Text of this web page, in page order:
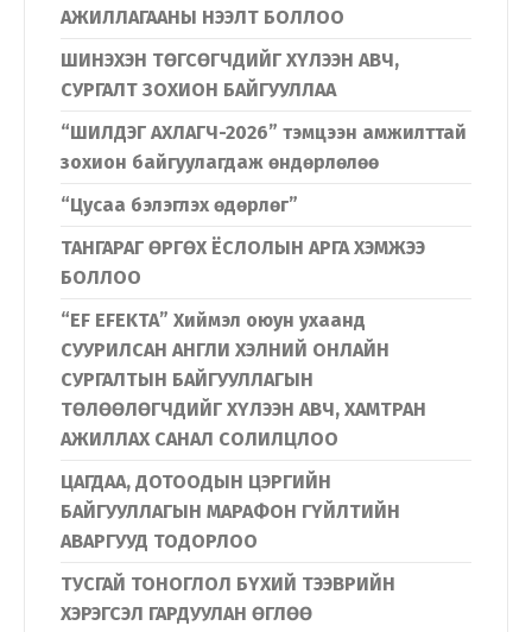
АЖИЛЛАГААНЫ НЭЭЛТ БОЛЛОО
ШИНЭХЭН ТӨГСӨГЧДИЙГ ХҮЛЭЭН АВЧ,
СУРГАЛТ ЗОХИОН БАЙГУУЛЛАА
“ШИЛДЭГ АХЛАГЧ-2026” тэмцээн амжилттай
зохион байгуулагдаж өндөрлөлөө
“Цусаа бэлэглэх өдөрлөг”
ТАНГАРАГ ӨРГӨХ ЁСЛОЛЫН АРГА ХЭМЖЭЭ
БОЛЛОО
“EF EFEKTA” Хиймэл оюун ухаанд
СУУРИЛСАН АНГЛИ ХЭЛНИЙ ОНЛАЙН
СУРГАЛТЫН БАЙГУУЛЛАГЫН
ТӨЛӨӨЛӨГЧДИЙГ ХҮЛЭЭН АВЧ, ХАМТРАН
АЖИЛЛАХ САНАЛ СОЛИЛЦЛОО
ЦАГДАА, ДОТООДЫН ЦЭРГИЙН
БАЙГУУЛЛАГЫН МАРАФОН ГҮЙЛТИЙН
АВАРГУУД ТОДОРЛОО
ТУСГАЙ ТОНОГЛОЛ БҮХИЙ ТЭЭВРИЙН
ХЭРЭГСЭЛ ГАРДУУЛАН ӨГЛӨӨ